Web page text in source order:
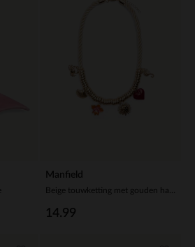
Manfield
14.99